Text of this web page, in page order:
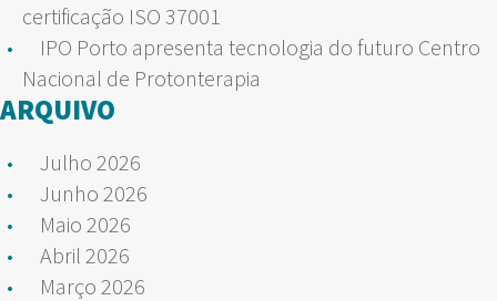
certificação ISO 37001
IPO Porto apresenta tecnologia do futuro Centro
Nacional de Protonterapia
ARQUIVO
Julho 2026
Junho 2026
Maio 2026
Abril 2026
Março 2026